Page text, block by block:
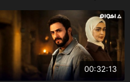
00:32:13